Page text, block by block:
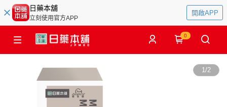
日藥本舖
立刻使用官方APP
開啟APP
0
1/2